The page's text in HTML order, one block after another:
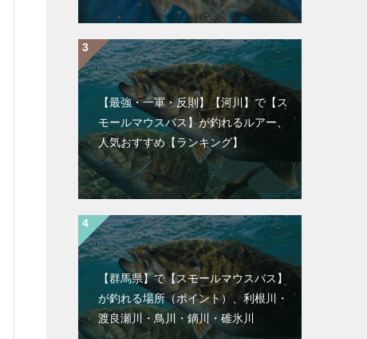
【最強・一軍・反則】【河川】で【ス
モールマウスバス】が釣れるルアー、
人気おすすめ【ランキング】
【群馬県】で【スモールマウスバス】
が釣れる場所（ポイント）、利根川・
渡良瀬川・鳥川・鏑川・碓氷川